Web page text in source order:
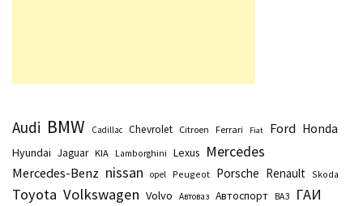
Audi BMW Cadillac Chevrolet Citroen Ferrari Fiat Ford Honda
Hyundai Jaguar KIA Lamborghini Lexus Mercedes
Mercedes-Benz nissan opel Peugeot Porsche Renault Skoda
Toyota Volkswagen Volvo Автоваз Автоспорт ВАЗ ГАИ